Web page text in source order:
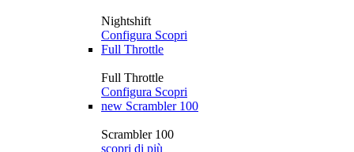
Nightshift
Configura Scopri
Full Throttle
Full Throttle
Configura Scopri
new Scrambler 100
Scrambler 100
scopri di più